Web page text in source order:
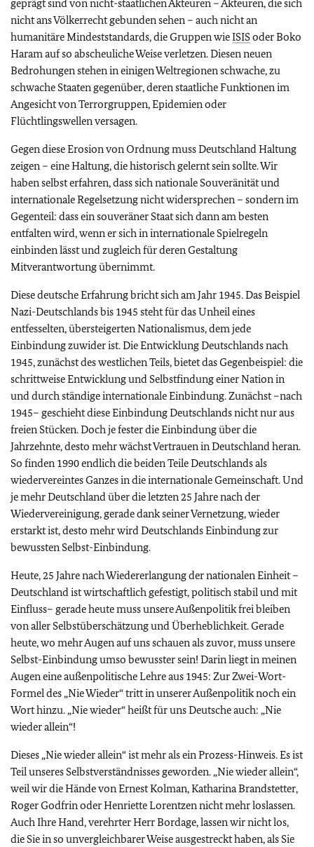
geprägt sind von nicht-staatlichen Akteuren – Akteuren, die sich
nicht ans Völkerrecht gebunden sehen – auch nicht an
humanitäre Mindeststandards, die Gruppen wieISISoder Boko
Haram auf so abscheuliche Weise verletzen. Diesen neuen
Bedrohungen stehen in einigen Weltregionen schwache, zu
schwache Staaten gegenüber, deren staatliche Funktionen im
Angesicht von Terrorgruppen, Epidemien oder
Flüchtlingswellen versagen.
Gegen diese Erosion von Ordnung muss Deutschland Haltung
zeigen – eine Haltung, die historisch gelernt sein sollte. Wir
haben selbst erfahren, dass sich nationale Souveränität und
internationale Regelsetzung nicht widersprechen – sondern im
Gegenteil: dass ein souveräner Staat sich dann am besten
entfalten wird, wenn er sich in internationale Spielregeln
einbinden lässt und zugleich für deren Gestaltung
Mitverantwortung übernimmt.
Diese deutsche Erfahrung bricht sich am Jahr 1945. Das Beispiel
Nazi-Deutschlands bis 1945 steht für das Unheil eines
entfesselten, übersteigerten Nationalismus, dem jede
Einbindung zuwider ist. Die Entwicklung Deutschlands nach
1945, zunächst des westlichen Teils, bietet das Gegenbeispiel: die
schrittweise Entwicklung und Selbstfindung einer Nation in
und durch ständige internationale Einbindung. Zunächst –nach
1945– geschieht diese Einbindung Deutschlands nicht nur aus
freien Stücken. Doch je fester die Einbindung über die
Jahrzehnte, desto mehr wächst Vertrauen in Deutschland heran.
So finden 1990 endlich die beiden Teile Deutschlands als
wiedervereintes Ganzes in die internationale Gemeinschaft. Und
je mehr Deutschland über die letzten 25 Jahre nach der
Wiedervereinigung, gerade dank seiner Vernetzung, wieder
erstarkt ist, desto mehr wird Deutschlands Einbindung zur
bewussten Selbst-Einbindung.
Heute, 25 Jahre nach Wiedererlangung der nationalen Einheit –
Deutschland ist wirtschaftlich gefestigt, politisch stabil und mit
Einfluss– gerade heute muss unsere Außenpolitik frei bleiben
von aller Selbstüberschätzung und Überheblichkeit. Gerade
heute, wo mehr Augen auf uns schauen als zuvor, muss unsere
Selbst-Einbindung umso bewusster sein! Darin liegt in meinen
Augen eine außenpolitische Lehre aus 1945: Zur Zwei-Wort-
Formel des „Nie Wieder“ tritt in unserer Außenpolitik noch ein
Wort hinzu. „Nie wieder“ heißt für uns Deutsche auch: „Nie
wieder allein“!
Dieses „Nie wieder allein“ ist mehr als ein Prozess-Hinweis. Es ist
Teil unseres Selbstverständnisses geworden. „Nie wieder allein“,
weil wir die Hände von Ernest Kolman, Katharina Brandstetter,
Roger Godfrin oder Henriette Lorentzen nicht mehr loslassen.
Auch Ihre Hand, verehrter Herr Bordage, lassen wir nicht los,
die Sie in so unvergleichbarer Weise ausgestreckt haben, als Sie